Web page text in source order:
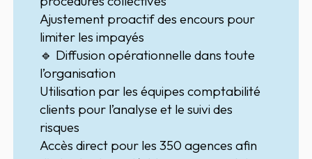
Ajustement proactif des encours pour
limiter les impayés
🔹 Diffusion opérationnelle dans toute
l’organisation
Utilisation par leséquipes comptabilité
clients pour l’analyse et le suivi des
risques
Accès direct pour les350 agences afin